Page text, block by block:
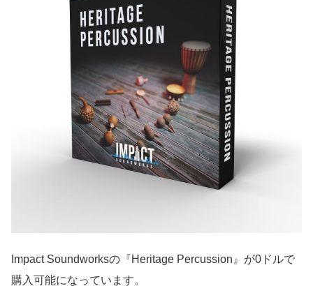
Impact Soundworksの『Heritage Percussion』が0ドルで
購入可能になっています。